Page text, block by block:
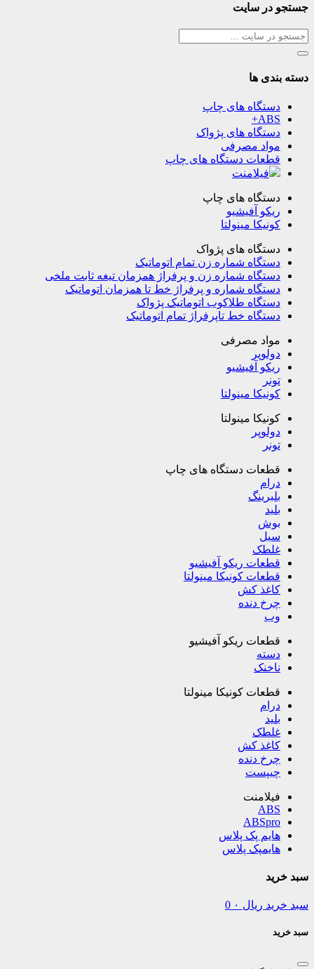
جستجو در سایت
دسته بندی ها
دستگاه های چاپ
ABS+
دستگاه های پژواک
مواد مصرفی
قطعات دستگاه های چاپ
فیلامنت
دستگاه های چاپ
ریکو آفیشیو
کونیکا مینولتا
دستگاه های پژواک
دستگاه شماره زن تمام اتوماتیک
دستگاه شماره زن و پرفراژ همزمان تیغه ثابت ملخی
دستگاه شماره و پرفراژ خط تا همزمان اتوماتیک
دستگاه طلاکوب اتوماتیک پژواک
دستگاه خط تاپرفراژ تمام اتوماتیک
مواد مصرفی
دولوپر
ریکو آفیشیو
تونر
کونیکا مینولتا
کونیکا مینولتا
دولوپر
تونر
قطعات دستگاه های چاپ
درام
بلبرینگ
بلید
بوش
سیل
غلطک
قطعات ریکو آفیشیو
قطعات کونیکا مینولتا
کاغذ کش
چرخ دنده
وب
قطعات ریکو آفیشیو
دسته
ناخنک
قطعات کونیکا مینولتا
درام
بلید
غلطک
کاغذ کش
چرخ دنده
چیپست
فیلامنت
ABS
ABSpro
هایم پک پلاس
هایمپک پلاس
سبد خرید
سبد خرید ریال 0
سبد خرید